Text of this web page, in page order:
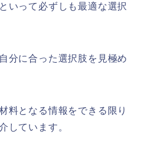
いって必ずしも最適な選択
分に合った選択肢を見極め
料となる情報をできる限り
しています。